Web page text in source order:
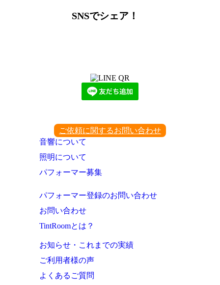
SNSでシェア！
ご依頼に関するお問い合わせ
音響について
照明について
パフォーマー募集
パフォーマー登録のお問い合わせ
お問い合わせ
TintRoomとは？
お知らせ・これまでの実績
ご利用者様の声
よくあるご質問